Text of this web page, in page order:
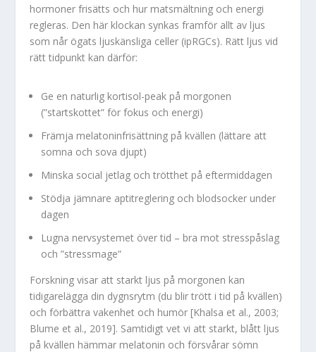
hormoner frisätts och hur matsmältning och energi
regleras. Den här klockan synkas framför allt av ljus
som når ögats ljuskänsliga celler (ipRGCs). Rätt ljus vid
rätt tidpunkt kan därför:
Ge en naturlig kortisol-peak på morgonen
(”startskottet” för fokus och energi)
Främja melatoninfrisättning på kvällen (lättare att
somna och sova djupt)
Minska social jetlag och trötthet på eftermiddagen
Stödja jämnare aptitreglering och blodsocker under
dagen
Lugna nervsystemet över tid – bra mot stresspåslag
och ”stressmage”
Forskning visar att starkt ljus på morgonen kan
tidigarelägga din dygnsrytm (du blir trött i tid på kvällen)
och förbättra vakenhet och humör [Khalsa et al., 2003;
Blume et al., 2019]. Samtidigt vet vi att starkt, blått ljus
på kvällen hämmar melatonin och försvårar sömn